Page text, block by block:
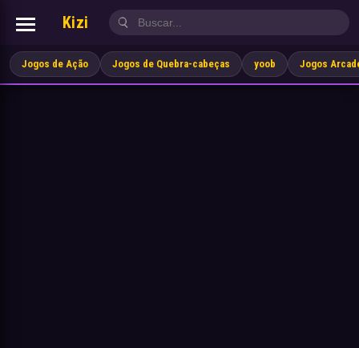
Kizi
Jogos de Ação Jogos de Quebra-cabeças yoob Jogos